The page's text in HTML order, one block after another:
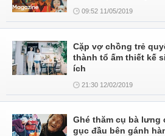
09:52 11/05/2019
Cặp vợ chồng trẻ
thành tổ ấm thiết kế
ích
21:30 12/02/2019
Ghé thăm cụ bà
gục đầu bên gánh